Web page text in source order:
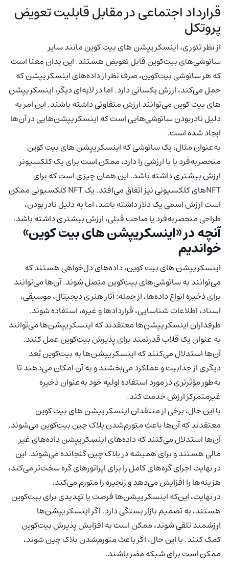
قرارداد اجتماعی در مقابل قابلیت تعویض
پروتکل
از نظر تئوری، اینسکریپشن های بیت کوین مانند سایر
ساتوشی‌های بیت‌کوین قابل تعویض هستند. این بدان معنا است
که هر ساتوشی بیت‌کوین، صرف نظر از داده‌های اینسکریپشن‌ که
حمل می‌کند، ارزش یکسانی دارد. اما در لایه‌ای دیگر، اینسکریپشن
های بیت کوین می‌توانند ارزش متفاوتی داشته باشند. این امر به
دلیل نادربودن ساتوشی‌هایی است که اینسکریپشن‌‌هایی در آن‌ها
ایجاد شده است.
به‌عنوان مثال، یک ساتوشی که اینسکریپشن های بیت کوین
منحصربه‌فرد یا با ارزشی را دارد، ممکن است برای یک کلکسیونر
ارزش بیشتری داشته باشد. این همان چیزی است که برای
NFTهای کلکسیونی نیز اتفاق می‌افتد. یک NFT کلکسیونی ممکن
است ارزش اسمی یک دلار داشته باشد، اما به دلیل نادر بودن،
طراحی منحصربه‌فرد یا صاحب قبلی، ارزش بیشتری داشته باشد.
آنچه در «اینسکریپشن های بیت کوین»
خواندیم
اینسکریپشن های بیت کوین، داده‌های دل‌خواهی هستند که
می‌توانند به ساتوشی‌های بیت‌کوین متصل شوند. آن‌ها می‌توانند
برای ذخیره انواع داده‌ها، از جمله: آثار هنری دیجیتال، موسیقی،
اسناد، اطلاعات شناسایی، قراردادها و غیره، استفاده شوند.
طرفداران اینسکریپشن‌ها معتقدند که اینسکریپشن‌ها می‌توانند
به عنوان یک قلاب قدرتمند برای پذیرش بیت‌کوین عمل کنند.
آن‌ها استدلال می‌کنند که اینسکریپشن‌ها به بیت‌کوین بُعد
دیگری از جذابیت و عملکرد می‌بخشند و به آن امکان می‌دهند تا
به‌طور مؤثرتری در مورد استفاده اولیه خود به‌عنوان ذخیره
غیرمتمرکز ارزش خدمت کند.
با این حال، برخی از منتقدان اینسکریپشن های بیت کوین
معتقدند که آن‌ها باعث متورم‌شدن بلاک چین بیت‌کوین می‌شوند.
آن‌ها استدلال می‌کنند که داده‌های اینسکریپشن داده‌های غیر
مالی هستند و برای همیشه در بلاک چین گنجانده می‌شوند. این
در نهایت اجرای گره‌های کامل را برای اپراتورهای گره سخت‌تر می‌کند،
هزینه‌ها را افزایش می‌دهد و زنجیره را متورم می‌کند.
در نهایت، این‌که اینسکریپشن‌ها فرصت یا تهدیدی برای بیت‌کوین
هستند، به تصمیم بازار بستگی دارد. اگر اینسکریپشن‌ها
ارزشمند تلقی شوند، ممکن است به افزایش پذیرش بیت‌کوین
کمک کنند. با این حال، اگر باعث متورم‌شدن بلاک چین شوند،
ممکن است برای شبکه مضر باشند.